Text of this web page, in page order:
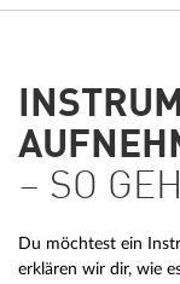
– SO
Du möchtest ein
erklären wir dir, wie